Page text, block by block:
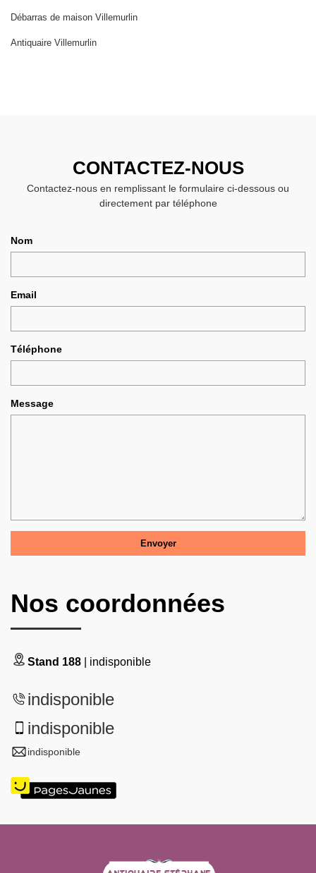
Débarras de maison Villemurlin
Antiquaire Villemurlin
CONTACTEZ-NOUS
Contactez-nous en remplissant le formulaire ci-dessous ou
directement par téléphone
Nom
Email
Téléphone
Message
Nos coordonnées
Stand 188 | indisponible
indisponible
indisponible
indisponible